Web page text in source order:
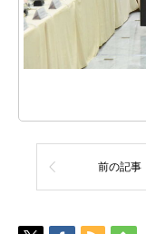
前の記事